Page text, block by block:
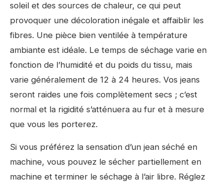
soleil et des sources de chaleur, ce qui peut
provoquer une décoloration inégale et affaiblir les
fibres. Une pièce bien ventilée à température
ambiante est idéale. Le temps de séchage varie en
fonction de l’humidité et du poids du tissu, mais
varie généralement de 12 à 24 heures. Vos jeans
seront raides une fois complètement secs ; c’est
normal et la rigidité s’atténuera au fur et à mesure
que vous les porterez.
Si vous préférez la sensation d’un jean séché en
machine, vous pouvez le sécher partiellement en
machine et terminer le séchage à l’air libre. Réglez